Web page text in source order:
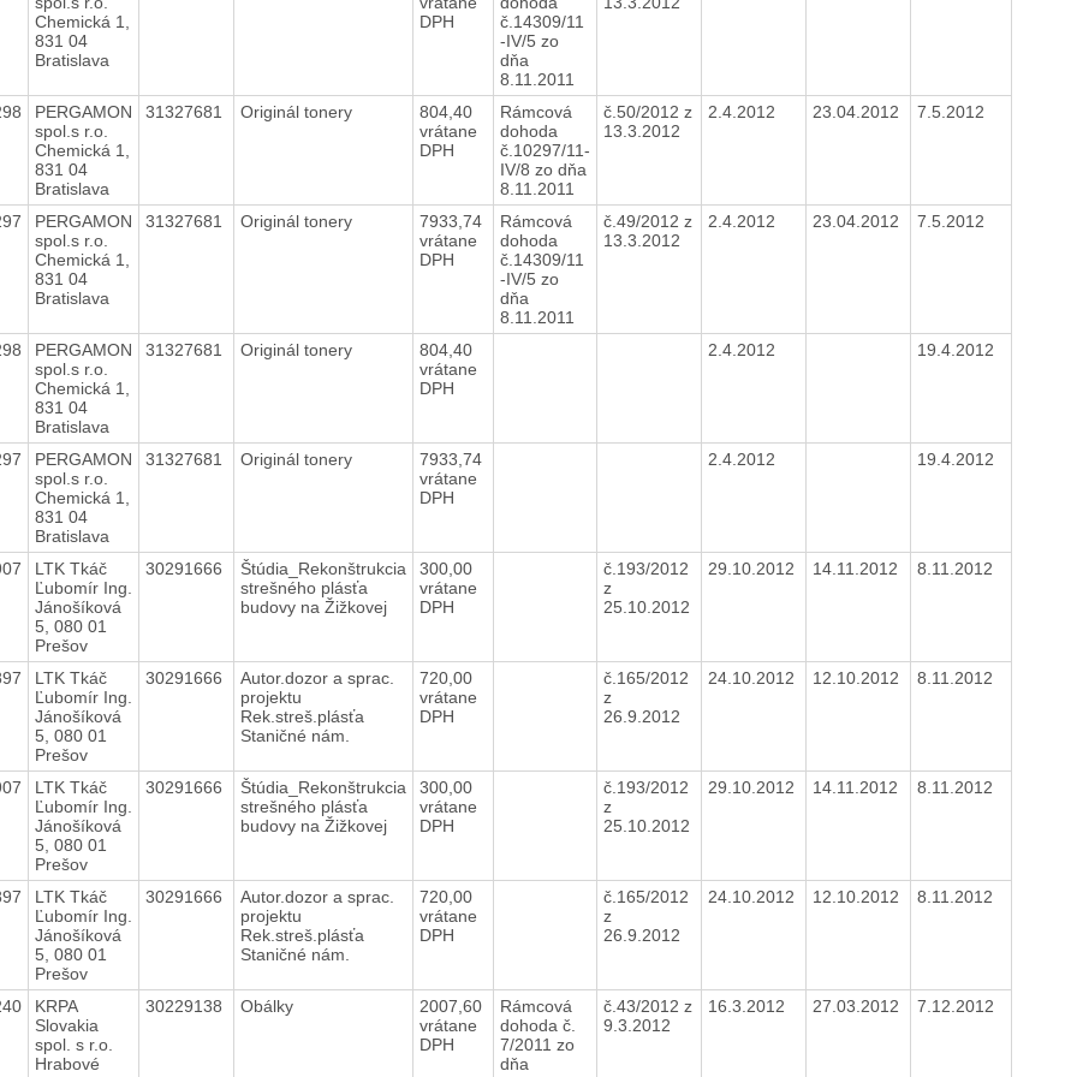
Chemická 1,
831 04
Bratislava
DPH
č.14309/11
-IV/5 zo
dňa
8.11.2011
PERGAMON
spol.s r.o.
Chemická 1,
831 04
Bratislava
31327681 Originál tonery
804,40
vrátane
DPH
Rámcová
dohoda
č.10297/11-
IV/8 zo dňa
8.11.2011
č.50/2012 z
13.3.2012
2.4.2012 23.04.2012 7.5.2012
PERGAMON
spol.s r.o.
Chemická 1,
831 04
Bratislava
31327681 Originál tonery
7933,74
vrátane
DPH
Rámcová
dohoda
č.14309/11
-IV/5 zo
dňa
8.11.2011
č.49/2012 z
13.3.2012
2.4.2012 23.04.2012 7.5.2012
PERGAMON
spol.s r.o.
Chemická 1,
831 04
Bratislava
31327681 Originál tonery
804,40
vrátane
DPH
2.4.2012 19.4.2012
PERGAMON
spol.s r.o.
Chemická 1,
831 04
Bratislava
31327681 Originál tonery
7933,74
vrátane
DPH
2.4.2012 19.4.2012
LTK Tkáč
Ľubomír Ing.
Jánošíková
5, 080 01
Prešov
30291666
Štúdia_Rekonštrukcia
strešného plásťa
budovy na Žižkovej
300,00
vrátane
DPH
č.193/2012
z
25.10.2012
29.10.2012 14.11.2012 8.11.2012
LTK Tkáč
Ľubomír Ing.
Jánošíková
5, 080 01
Prešov
30291666
Autor.dozor a sprac.
projektu
Rek.streš.plásťa
Staničné nám.
720,00
vrátane
DPH
č.165/2012
z
26.9.2012
24.10.2012 12.10.2012 8.11.2012
LTK Tkáč
Ľubomír Ing.
Jánošíková
5, 080 01
Prešov
30291666
Štúdia_Rekonštrukcia
strešného plásťa
budovy na Žižkovej
300,00
vrátane
DPH
č.193/2012
z
25.10.2012
29.10.2012 14.11.2012 8.11.2012
LTK Tkáč
Ľubomír Ing.
Jánošíková
5, 080 01
Prešov
30291666
Autor.dozor a sprac.
projektu
Rek.streš.plásťa
Staničné nám.
720,00
vrátane
DPH
č.165/2012
z
26.9.2012
24.10.2012 12.10.2012 8.11.2012
KRPA
Slovakia
spol. s r.o.
Hrabové
30229138 Obálky
2007,60
vrátane
DPH
Rámcová
dohoda č.
7/2011 zo
dňa
č.43/2012 z
9.3.2012
16.3.2012 27.03.2012 7.12.2012